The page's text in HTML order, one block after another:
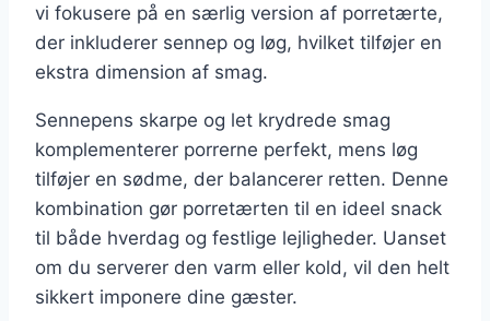
vi fokusere på en særlig version af porretærte,
der inkluderer sennep og løg, hvilket tilføjer en
ekstra dimension af smag.
Sennepens skarpe og let krydrede smag
komplementerer porrerne perfekt, mens løg
tilføjer en sødme, der balancerer retten. Denne
kombination gør porretærten til en ideel snack
til både hverdag og festlige lejligheder. Uanset
om du serverer den varm eller kold, vil den helt
sikkert imponere dine gæster.